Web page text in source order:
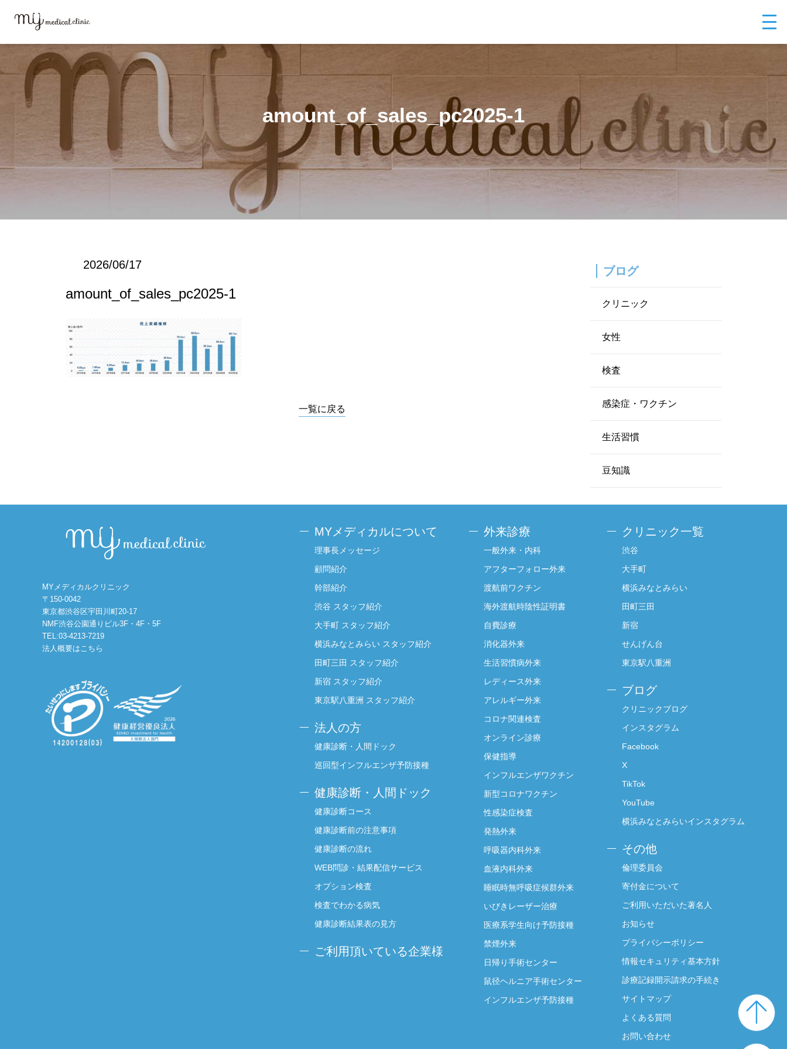
amount_of_sales_pc2025-1
2026/06/17
amount_of_sales_pc2025-1
一覧に戻る
ブログ
クリニック
女性
検査
感染症・ワクチン
生活習慣
豆知識
MYメディカルクリニック
〒150-0042
東京都渋谷区宇田川町20-17
NMF渋谷公園通りビル3F・4F・5F
TEL:03-4213-7219
法人概要はこちら
MYメディカルについて
理事長メッセージ
顧問紹介
幹部紹介
渋谷 スタッフ紹介
大手町 スタッフ紹介
横浜みなとみらい スタッフ紹介
田町三田 スタッフ紹介
新宿 スタッフ紹介
東京駅八重洲 スタッフ紹介
法人の方
健康診断・人間ドック
巡回型インフルエンザ予防接種
健康診断・人間ドック
健康診断コース
健康診断前の注意事項
健康診断の流れ
WEB問診・結果配信サービス
オプション検査
検査でわかる病気
健康診断結果表の見方
ご利用頂いている企業様
外来診療
一般外来・内科
アフターフォロー外来
渡航前ワクチン
海外渡航時陰性証明書
自費診療
消化器外来
生活習慣病外来
レディース外来
アレルギー外来
コロナ関連検査
オンライン診療
保健指導
インフルエンザワクチン
新型コロナワクチン
性感染症検査
発熱外来
呼吸器内科外来
血液内科外来
睡眠時無呼吸症候群外来
いびきレーザー治療
医療系学生向け予防接種
禁煙外来
日帰り手術センター
鼠径ヘルニア手術センター
インフルエンザ予防接種
クリニック一覧
渋谷
大手町
横浜みなとみらい
田町三田
新宿
せんげん台
東京駅八重洲
ブログ
クリニックブログ
インスタグラム
Facebook
X
TikTok
YouTube
横浜みなとみらいインスタグラム
その他
倫理委員会
寄付金について
ご利用いただいた著名人
お知らせ
プライバシーポリシー
情報セキュリティ基本方針
診療記録開示請求の手続き
サイトマップ
よくある質問
お問い合わせ